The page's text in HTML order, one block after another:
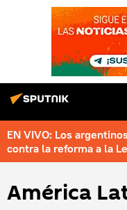
EN VIVO: Los
contra la reforma a la
América